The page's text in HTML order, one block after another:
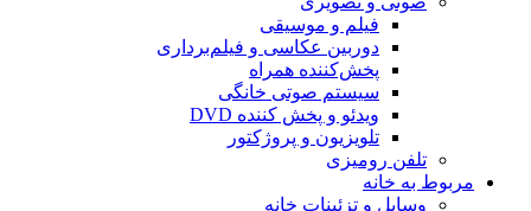
فیلم و موسیقی
دوربین عکاسی و فیلم‌برداری
پخش‌کننده همراه
سیستم صوتی خانگی
ویدئو و پخش کننده DVD
تلویزیون و پروژکتور
تلفن رومیزی
مربوط به خانه
وسایل و تزئینات خانه